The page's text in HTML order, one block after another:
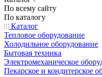
По всему сайту
По каталогу
Каталог
Тепловое оборудование
Холодильное оборудование
Бытовая техника
Электромеханическое
Пекарское и кондитерское